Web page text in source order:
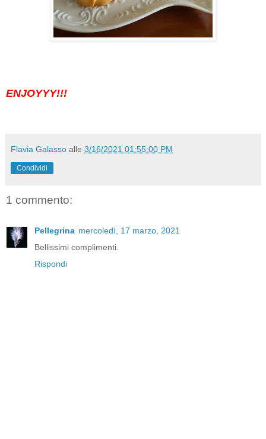
ENJOYYY!!!
Flavia Galasso alle 3/16/2021 01:55:00 PM
Condividi
1 commento:
Pellegrina mercoledì, 17 marzo, 2021
Bellissimi complimenti.
Rispondi